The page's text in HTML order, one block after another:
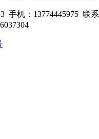
手机：13774445975 联系